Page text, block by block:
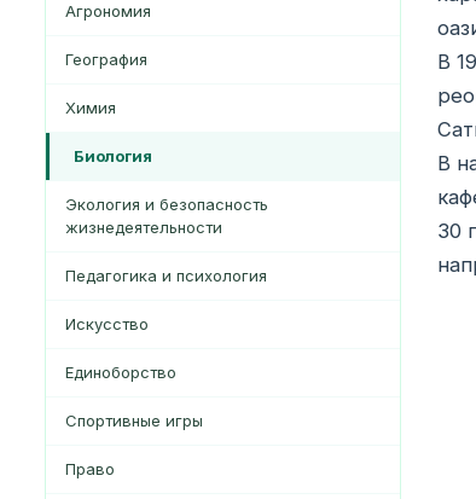
Агрономия
География
Xимия
Биология
Экология и безопасность
жизнедеятельности
Педагогика и психология
Искусство
Единоборство
Спортивные игры
Право
В
В
30